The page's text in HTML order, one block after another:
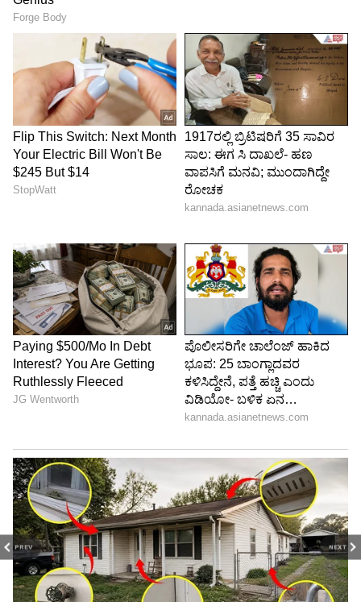
PREV NEXT
ಜೈಲಿನಿಂದಲೇ ನಿಂತು ಚುನಾವಣೆ ಗೆದ್ದಿದ್ದ ಜಾರ್ಜ್
ಫರ್ನಾಂಡಿಸ್‌
ಆದರೂ ಜೈಲಿನಿಂದಲೇ ಚುನಾವಣೆಗೆ ಗೆದ್ದು ಬಂದು ಅತ್ಯಂತ
ಪ್ರಸಿದ್ಧವಾದ ಪ್ರಕರಣ ಎಂದರೆ 1997ರಲ್ಲಿ ಜೈಲಿನಿಂದಲೇ
ಆಯ್ಕೆಯಾದ ಜಾರ್ಜ್ ಫರ್ನಾಂಡಿಸ್ ಅವರದ್ದು, ಟ್ರೆಡ್
ಯೂನಿಯನ್ ಲೀಡರ್, ಕಾರ್ಮಿಕ ನಾಯಕನಾಗಿದ್ದ ದಿವಂಗತ
ಜಾರ್ಜ್ ಫರ್ನಾಂಡಿಸ್ ಅವರು ತುರ್ತು ಪರಿಸ್ಥಿತಿಯ
ಸಮಯದಲ್ಲಿ ಜೈಲಿನಿಂದಲೇ ಉತ್ತರ ಪ್ರದೇಶದ
ಮುಜಾಫರ್‌ನಗರದಿಂದ ಸ್ಪರ್ಧಿಸಿ ಲೋಕಸಭೆಗೆ
ಆಯ್ಕೆಯಾಗಿದ್ದರು. ಪ್ರಮಾಣ ವಚನ ಸಮಾರಂಭಕ್ಕೂ ಮುನ್ನ
ಅವರನ್ನು ಜೈಲಿನಿಂದ ಬಿಡುಗಡೆ ಮಾಡಲಾಗಿತ್ತು.